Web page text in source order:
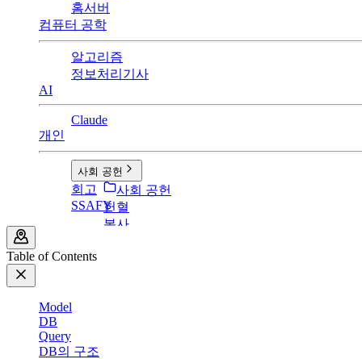
홈서버
컴퓨터 공학
알고리즘
정보처리기사
AI
Claude
개인
사회 공헌
사회 공헌
헌혈
봉사
회고
SSAFY
Table of Contents
Model
DB
Query
DB의 구조